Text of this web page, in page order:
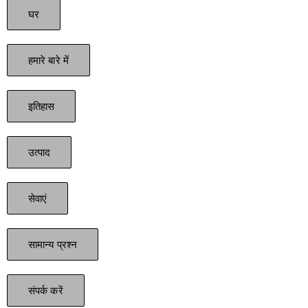
घर
हमारे बारे में
इतिहास
उत्पाद
सेवाएं
सामान्य प्रश्न
संपर्क करें